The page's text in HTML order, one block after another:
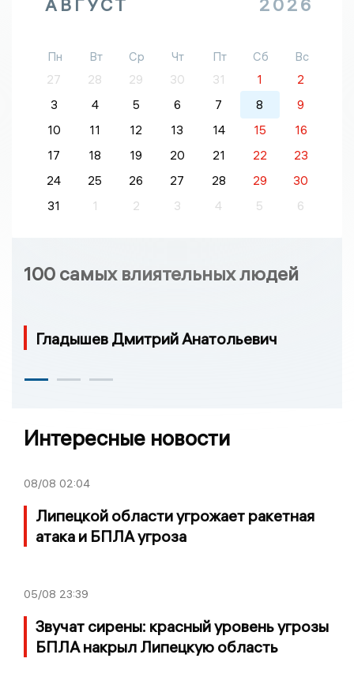
АВГУСТ 2026
Пн Вт Ср Чт Пт Сб
Вс
27
28 29 30 31 1
2
3
4 5 6 7 8
9
10
11 12 13 14 15
16
17
18 19 20 21 22
23
24
25 26 27 28 29
30
31
1 2 3 4 5 6
100 самых влиятельных людей
Гладышев Дмитрий Анатольевич
Интересные новости
08/08 02:04
Липецкой области угрожает ракетная
атака и БПЛА угроза
05/08 23:39
Звучат сирены: красный уровень угрозы
БПЛА накрыл Липецкую область